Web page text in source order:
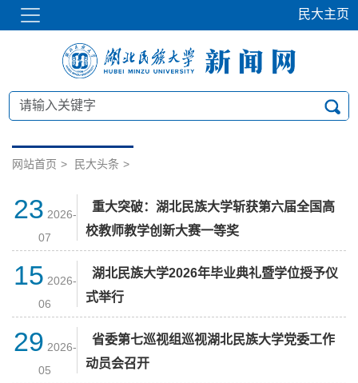
民大主页
网站首页 > 民大头条 >
23 2026-
07
重大突破：湖北民族大学斩获第六届全国高
校教师教学创新大赛一等奖
15 2026-
06
湖北民族大学2026年毕业典礼暨学位授予仪
式举行
29 2026-
05
省委第七巡视组巡视湖北民族大学党委工作
动员会召开